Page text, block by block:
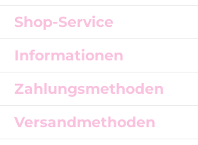
Shop-Service
Informationen
Zahlungsmethoden
Versandmethoden